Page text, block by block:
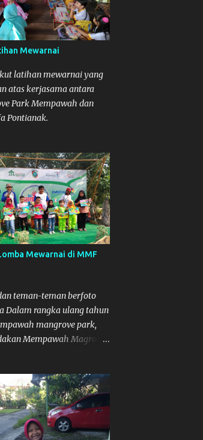
1
1
3
Mewarnai
latihan mewarnai yang
atas kerjasama antara
Park Mempawah dan
Pontianak.
Mewarnai di MMF
teman-teman berfoto
Dalam rangka ulang tahun
mangrove park,
Mempawah Magrove
lomba mewarnai. Dan
Najwa mendapat